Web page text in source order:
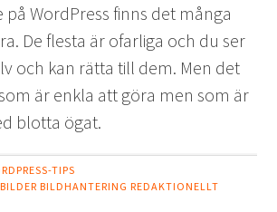
WordPress finns det många
De flesta är ofarliga och du ser
och kan rätta till dem. Men det
är enkla att göra men som är
blotta ögat.
TIPS
BILDER BILDHANTERING REDAKTIONELLT